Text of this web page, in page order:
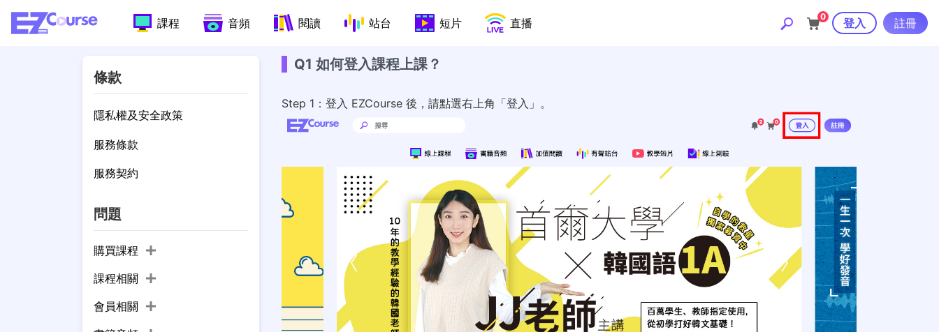
課程 音頻 閱讀 站台 短片 直播 0 登入 註冊
條款
隱私權及安全政策
服務條款
服務契約
問題
購買課程
課程相關
會員相關
Q1 如何登入課程上課？
Step 1：登入 EZCourse 後，請點選右上角「登入」。